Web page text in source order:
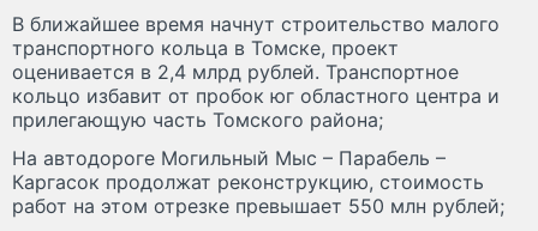
В ближайшее время начнут строительство малого
транспортного кольца в Томске, проект
оценивается в 2,4 млрд рублей. Транспортное
кольцо избавит от пробок юг областного центра и
прилегающую часть Томского района;
На автодороге Могильный Мыс – Парабель –
Каргасок продолжат реконструкцию, стоимость
работ на этом отрезке превышает 550 млн рублей;